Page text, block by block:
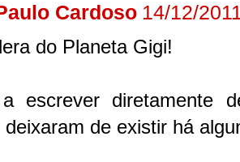
Cardoso 14/12/
do Planeta Gigi!
escrever diretamente
deixaram de existir há